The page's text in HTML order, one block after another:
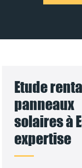
Etude
panneaux
solaires à
expertise